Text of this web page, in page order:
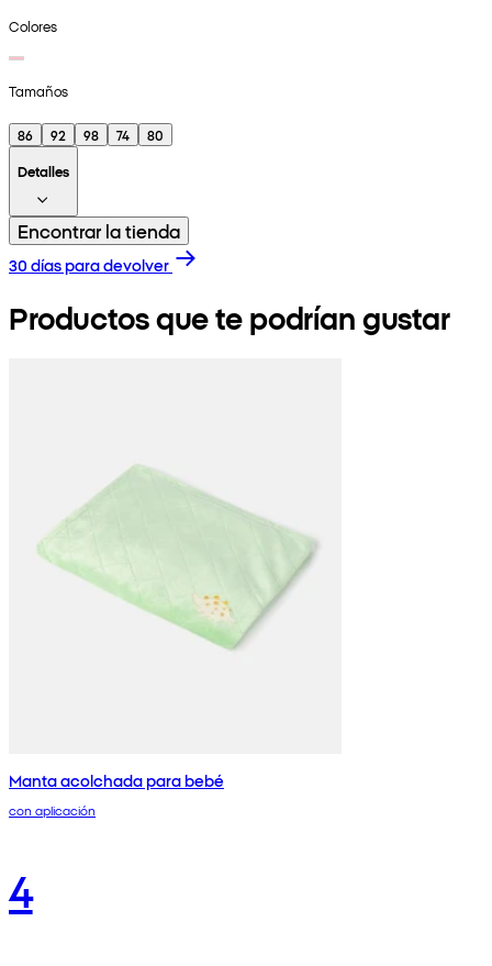
Colores
Tamaños
86 92 98 74
80
Detalles
Encontrar la tienda
30 días para devolver
Productos que te podrían gustar
Manta acolchada para bebé
con aplicación
4